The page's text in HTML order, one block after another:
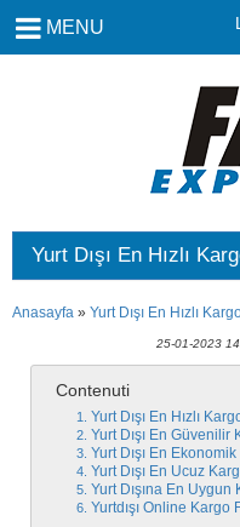
MENU
Yurt Dışı En Hızlı
Anasayfa » Yurt Dışı En Hızlı
25-01-2023
Contenuti
Yurt Dışı En Hızlı
Yurt Dışı En Güvenilir
Yurt Dışı En
Yurt Dışı En Ucuz
Yurt Dışına En
Yurtdışı Online Kargo